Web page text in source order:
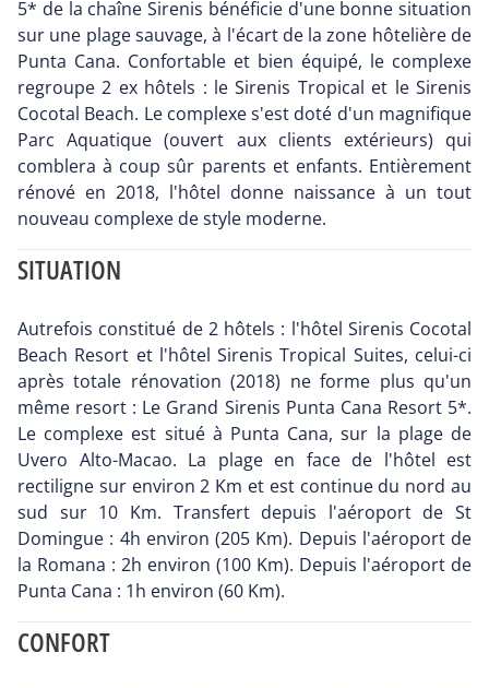
5* de la chaîne Sirenis bénéficie d'une bonne situation
sur une plage sauvage, à l'écart de la zone hôtelière de
Punta Cana. Confortable et bien équipé, le complexe
regroupe 2 ex hôtels : le Sirenis Tropical et le Sirenis
Cocotal Beach. Le complexe s'est doté d'un magnifique
Parc Aquatique (ouvert aux clients extérieurs) qui
comblera à coup sûr parents et enfants. Entièrement
rénové en 2018, l'hôtel donne naissance à un tout
nouveau complexe de style moderne.
SITUATION
Autrefois constitué de 2 hôtels : l'hôtel Sirenis Cocotal
Beach Resort et l'hôtel Sirenis Tropical Suites, celui-ci
après totale rénovation (2018) ne forme plus qu'un
même resort : Le Grand Sirenis Punta Cana Resort 5*.
Le complexe est situé à Punta Cana, sur la plage de
Uvero Alto-Macao. La plage en face de l'hôtel est
rectiligne sur environ 2 Km et est continue du nord au
sud sur 10 Km. Transfert depuis l'aéroport de St
Domingue : 4h environ (205 Km). Depuis l'aéroport de
la Romana : 2h environ (100 Km). Depuis l'aéroport de
Punta Cana : 1h environ (60 Km).
CONFORT